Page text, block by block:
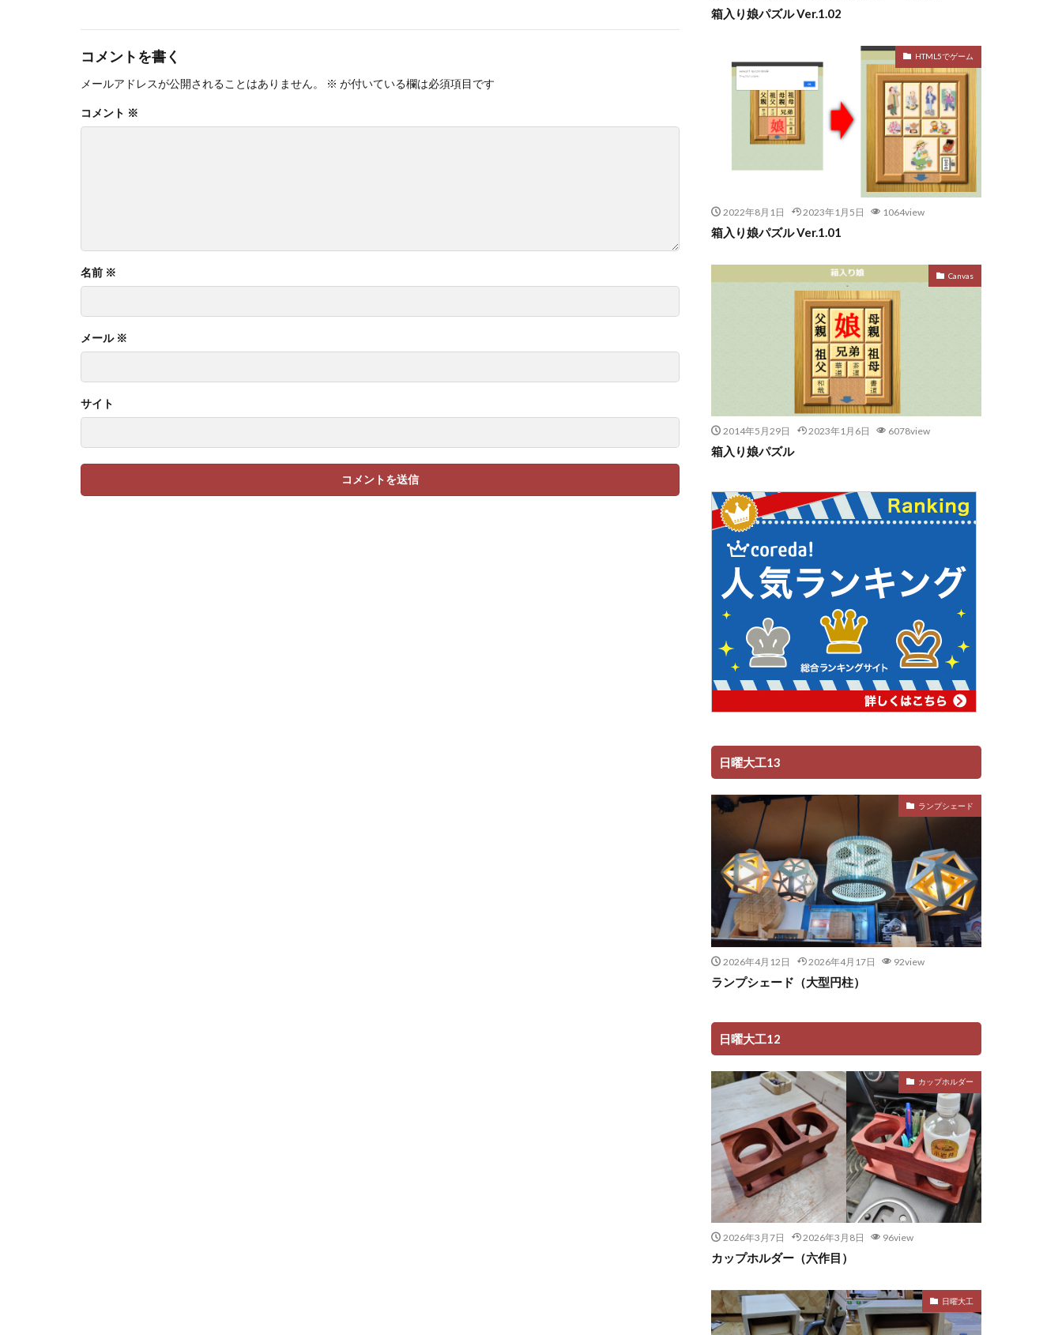
コメントを書く
メールアドレスが公開されることはありません。 ※ が付いている欄は必須項目です
コメント ※
名前 ※
メール ※
サイト
箱入り娘パズル Ver.1.02
HTML5でゲーム
2022年8月1日 2023年1月5日 1064view
箱入り娘パズル Ver.1.01
Canvas
2014年5月29日 2023年1月6日 6078view
箱入り娘パズル
日曜大工13
ランプシェード
2026年4月12日 2026年4月17日 92view
ランプシェード（大型円柱）
日曜大工12
カップホルダー
2026年3月7日 2026年3月8日 96view
カップホルダー（六作目）
日曜大工